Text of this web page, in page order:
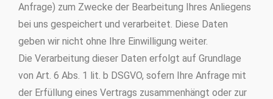
Anfrage) zum Zwecke der Bearbeitung Ihres Anliegens
bei uns gespeichert und verarbeitet. Diese Daten
geben wir nicht ohne Ihre Einwilligung weiter.
Die Verarbeitung dieser Daten erfolgt auf Grundlage
von Art. 6 Abs. 1 lit. b DSGVO, sofern Ihre Anfrage mit
der Erfüllung eines Vertrags zusammenhängt oder zur